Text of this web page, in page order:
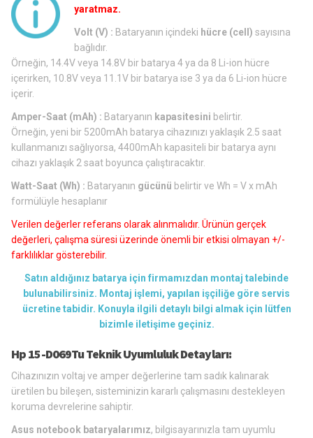
yaratmaz.
Volt (V) : Bataryanın içindeki hücre (cell) sayısına
bağlıdır.
Örneğin, 14.4V veya 14.8V bir batarya 4 ya da 8 Li-ion hücre
içerirken, 10.8V veya 11.1V bir batarya ise 3 ya da 6 Li-ion hücre
içerir.
Amper-Saat (mAh) : Bataryanın kapasitesini belirtir.
Örneğin, yeni bir 5200mAh batarya cihazınızı yaklaşık 2.5 saat
kullanmanızı sağlıyorsa, 4400mAh kapasiteli bir batarya aynı
cihazı yaklaşık 2 saat boyunca çalıştıracaktır.
Watt-Saat (Wh) : Bataryanın gücünü belirtir ve Wh = V x mAh
formülüyle hesaplanır
Verilen değerler referans olarak alınmalıdır. Ürünün gerçek
değerleri, çalışma süresi üzerinde önemli bir etkisi olmayan +/-
farklılıklar gösterebilir.
Satın aldığınız batarya için firmamızdan montaj talebinde
bulunabilirsiniz. Montaj işlemi, yapılan işçiliğe göre servis
ücretine tabidir. Konuyla ilgili detaylı bilgi almak için lütfen
bizimle iletişime geçiniz.
Hp 15-D069Tu Teknik Uyumluluk Detayları:
Cihazınızın voltaj ve amper değerlerine tam sadık kalınarak
üretilen bu bileşen, sisteminizin kararlı çalışmasını destekleyen
koruma devrelerine sahiptir.
Asus notebook bataryalarımız, bilgisayarınızla tam uyumlu